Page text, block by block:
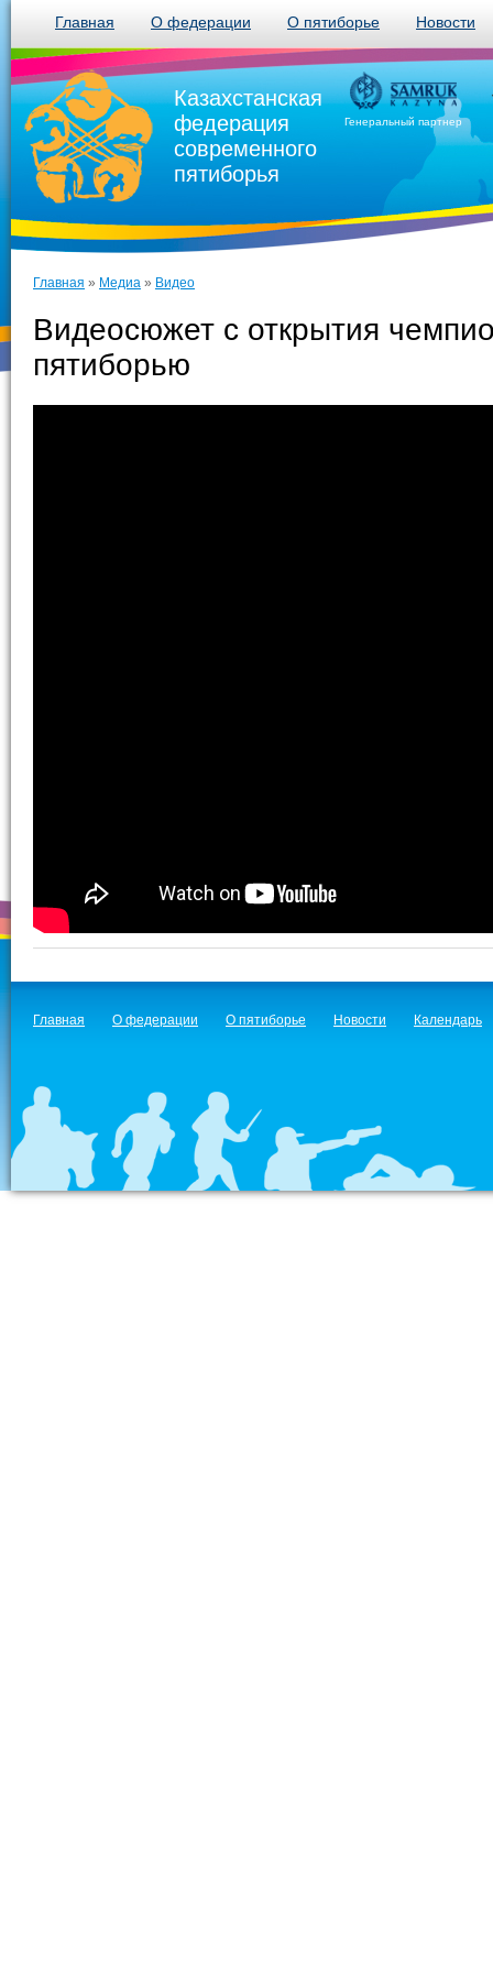
Главная О федерации О пятиборье Новости
Казахстанская
федерация
современного
пятиборья
Генеральный партнер
Главная » Медиа » Видео
Видеосюжет с открытия
пятиборью
Главная О федерации О пятиборье Новости Календарь